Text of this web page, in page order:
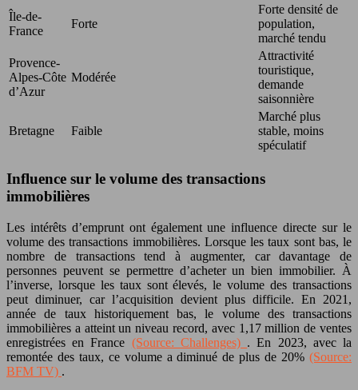
Île-de-
France
Forte
Forte densité de
population,
marché tendu
Provence-
Alpes-Côte
d’Azur
Modérée
Attractivité
touristique,
demande
saisonnière
Bretagne Faible
Marché plus
stable, moins
spéculatif
Influence sur le volume des transactions
immobilières
Les intérêts d’emprunt ont également une influence directe sur le
volume des transactions immobilières. Lorsque les taux sont bas, le
nombre de transactions tend à augmenter, car davantage de
personnes peuvent se permettre d’acheter un bien immobilier. À
l’inverse, lorsque les taux sont élevés, le volume des transactions
peut diminuer, car l’acquisition devient plus difficile. En 2021,
année de taux historiquement bas, le volume des transactions
immobilières a atteint un niveau record, avec 1,17 million de ventes
enregistrées en France (Source: Challenges) . En 2023, avec la
remontée des taux, ce volume a diminué de plus de 20% (Source:
BFM TV) .